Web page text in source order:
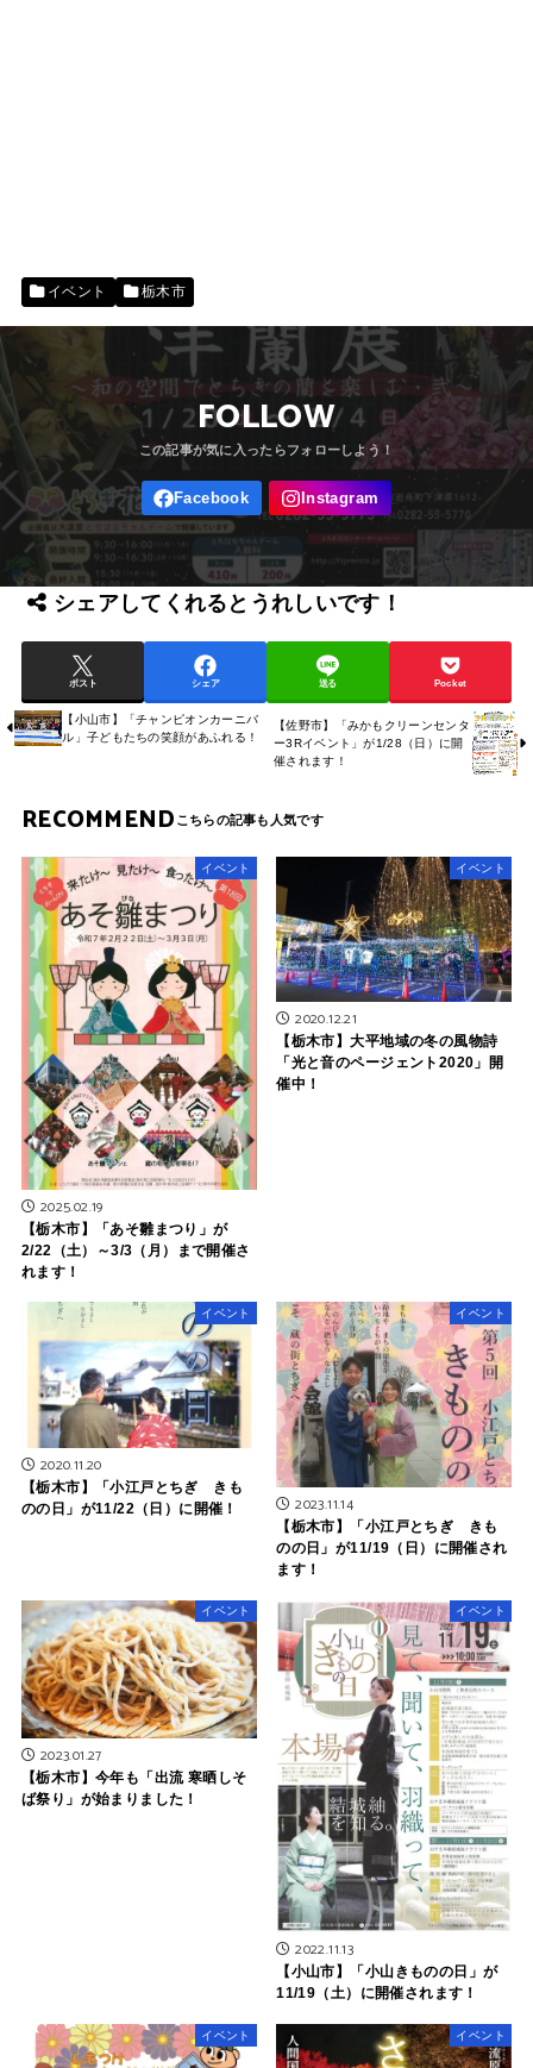
イベント 栃木市
FOLLOW
シェアしてくれるとうれしいです！
ポスト シェア 送る Pocket
【小山市】「チャンピオンカーニバ
ル」子どもたちの笑顔があふれる！
【佐野市】「みかもクリーンセンタ
ー3Rイベント」が1/28（日）に開
催されます！
RECOMMEND
イベント
2025.02.19
【栃木市】「あそ雛まつり」が
2/22（土）～3/3（月）まで開催さ
れます！
イベント
2020.12.21
【栃木市】大平地域の冬の風物詩
「光と音のページェント2020」開
催中！
イベント
2020.11.20
【栃木市】「小江戸とちぎ きも
のの日」が11/22（日）に開催！
イベント
2023.11.14
【栃木市】「小江戸とちぎ きも
のの日」が11/19（日）に開催され
ます！
イベント
2023.01.27
【栃木市】今年も「出流 寒晒しそ
ば祭り」が始まりました！
イベント
2022.11.13
【小山市】「小山きものの日」が
11/19（土）に開催されます！
イベント イベント